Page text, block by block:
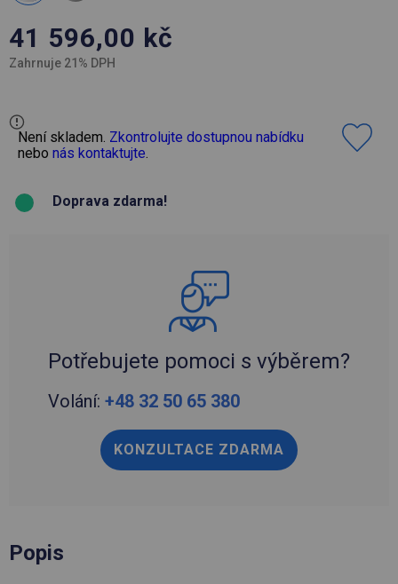
41 596,00 kč
Zahrnuje 21% DPH
Není skladem. Zkontrolujte dostupnou nabídku
nebo nás kontaktujte.
Doprava zdarma!
Potřebujete pomoci s výběrem?
Volání: +48 32 50 65 380
KONZULTACE ZDARMA
Popis